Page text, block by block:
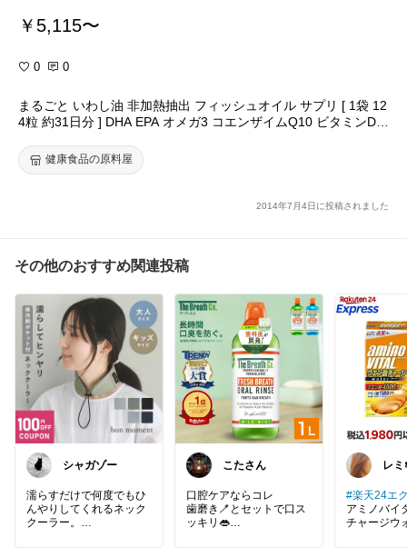
￥5,115〜
0 0
まるごと いわし油 非加熱抽出 フィッシュオイル サプリ [ 1袋 12
4粒 約31日分 ] DHA EPA オメガ3 コエンザイムQ10 ビタミンD
健康食品の原料屋
2014年7月4日に投稿されました
その他のおすすめ関連投稿
シャガゾー
濡らすだけで何度でもひ
んやりしてくれるネック
クーラー。
こたさん
口腔ケアならコレ
歯磨き🪥とセットで口ス
レ
#楽天24エ
アミノバイ
チャージウ